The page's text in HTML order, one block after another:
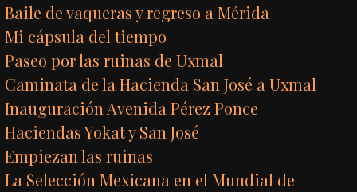
Baile de vaqueras y regreso a Mérida
Mi cápsula del tiempo
Paseo por las ruinas de Uxmal
Caminata de la Hacienda San José a Uxmal
Inauguración Avenida Pérez Ponce
Haciendas Yokat y San José
Empiezan las ruinas
La Selección Mexicana en el Mundial de